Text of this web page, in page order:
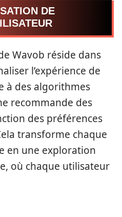
DE
Wavob réside dans
l’expérience de
à des algorithmes
recommande des
des préférences
transforme chaque
en une exploration
où chaque utilisateur